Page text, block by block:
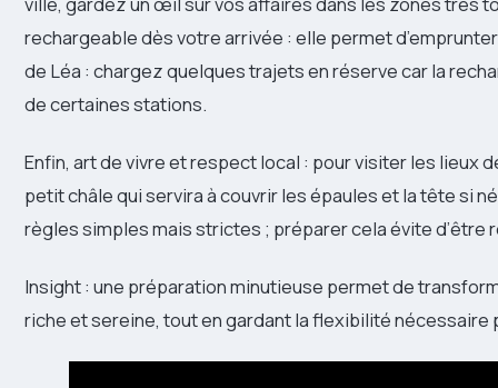
rechargeable dès votre arrivée : elle permet
de Léa : chargez quelques trajets en réserve car la
de certaines stations.
Enfin, art de vivre et respect local : pour visiter les lieux
petit châle qui servira à couvrir les épaules et la tête si
règles simples mais strictes ; préparer cela évite d’être
Insight : une préparation minutieuse permet de
riche et sereine, tout en gardant la flexibilité